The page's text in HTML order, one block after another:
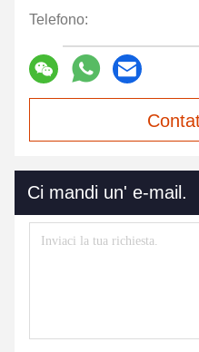
Telefono:
Ci mandi un' e-mail.